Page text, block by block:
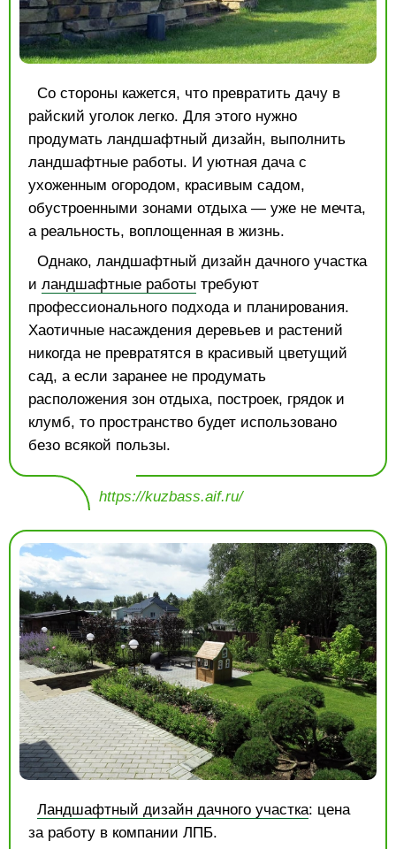
Со стороны кажется, что превратить дачу в
райский уголок легко. Для этого нужно
продумать ландшафтный дизайн, выполнить
ландшафтные работы. И уютная дача с
ухоженным огородом, красивым садом,
обустроенными зонами отдыха — уже не мечта,
а реальность, воплощенная в жизнь.
Однако, ландшафтный дизайн дачного участка
и ландшафтные работы требуют
профессионального подхода и планирования.
Хаотичные насаждения деревьев и растений
никогда не превратятся в красивый цветущий
сад, а если заранее не продумать
расположения зон отдыха, построек, грядок и
клумб, то пространство будет использовано
безо всякой пользы.
https://kuzbass.aif.ru/
Ландшафтный дизайн дачного участка: цена
за работу в компании ЛПБ.